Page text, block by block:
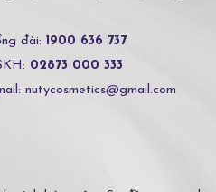
đài: 1900 636 737
02873 000 333
nutycosmetics@gmail.com